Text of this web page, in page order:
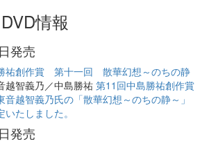
情報
発売
祐創作賞 第十一回 散華幻想～のちの静
越智義乃／中島勝祐 第11回中島勝祐創作賞
音越智義乃氏の「散華幻想～のちの静～」
いたしました。
発売